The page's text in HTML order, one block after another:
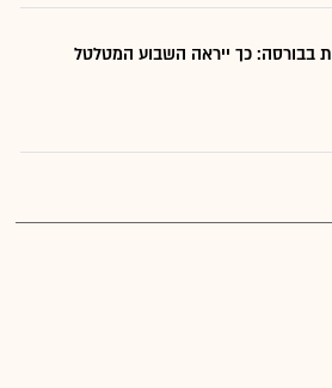
בבורסה: כך ייראה השבוע המטלטל